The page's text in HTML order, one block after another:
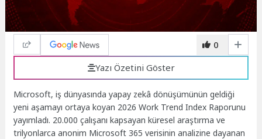
0
Yazı Özetini Göster
Microsoft, iş dünyasında yapay zekâ dönüşümünün geldiği
yeni aşamayı ortaya koyan 2026 Work Trend Index Raporunu
yayımladı. 20.000 çalışanı kapsayan küresel araştırma ve
trilyonlarca anonim Microsoft 365 verisinin analizine dayanan